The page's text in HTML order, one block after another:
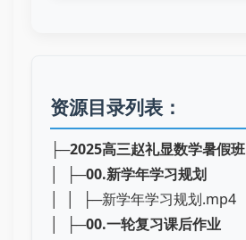
资源目录列表：
├─2025高三赵礼显数学暑假班
│ ├─00.新学年学习规划
│ │ ├─新学年学习规划.mp4
│ ├─00.一轮复习课后作业